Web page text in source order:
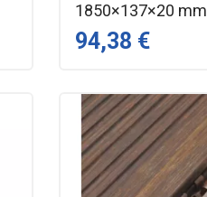
1850×137×20 mm
94,38 €